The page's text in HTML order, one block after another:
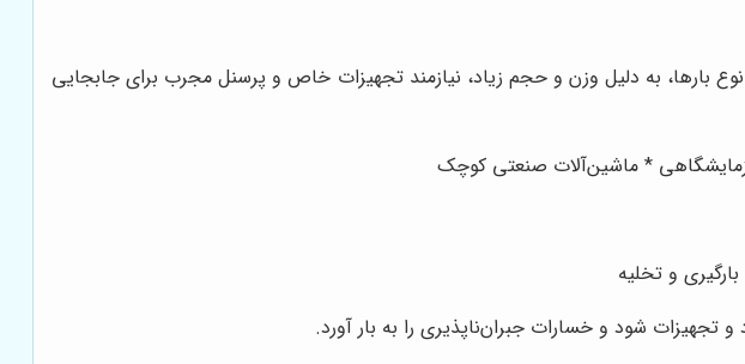
به دلیل وزن و حجم زیاد، نیازمند تجهیزات خاص و پرسنل مجرب برای جابجایی
* ماشین‌آلات صنعتی کوچک
و تخلیه
شود و خسارات جبران‌ناپذیری را به بار آورد.